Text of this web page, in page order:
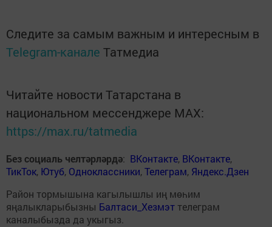
Следите за самым важным и интересным в
Telegram-канале Татмедиа
Читайте новости Татарстана в
национальном мессенджере MАХ:
https://max.ru/tatmedia
Без социаль челтәрләрдә: ВКонтакте, ВКонтакте,
ТикТок, Ютуб, Одноклассники,Телеграм, Яндекс.Дзен
Район тормышына кагылышлы иң мөһим
яңалыкларыбызны Балтаси_Хезмэт телеграм
каналыбызда да укыгыз.